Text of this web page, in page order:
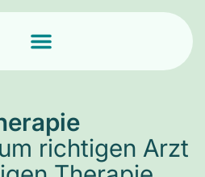
richtigen Arzt